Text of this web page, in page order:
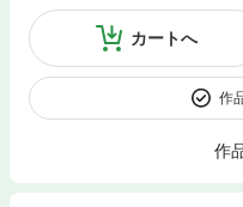
カートへ
作
作